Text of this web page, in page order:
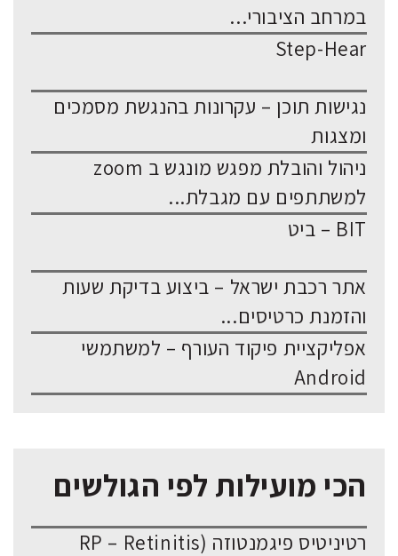
במרחב הציבורי...
Step-Hear
נגישות תוכן – עקרונות בהנגשת מסמכים
ומצגות
ניהול והובלת מפגש מונגש ב zoom
למשתתפים עם מגבלת...
BIT – ביט
אתר רכבת ישראל – ביצוע בדיקת שעות
והזמנת כרטיסים...
אפליקציית פיקוד העורף – למשתמשי
Android
הכי מועילות לפי הגולשים
רטיניטיס פיגמנטוזה (RP – Retinitis